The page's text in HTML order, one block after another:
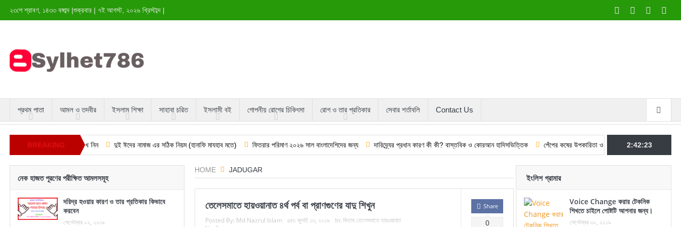
২৩শে শ্রাবণ, ১৪৩৩ বঙ্গাব্দ |শুক্রবার | ৭ই আগস্ট, ২০২৬ খ্রিস্টাব্দ |
প্রথম পাতা আমল ও তদবীর ইসলাম শিক্ষা সাহাবা চরিত ইসলামী বই গোপনীয় রোগের চিকিৎসা রোগ ও তার প্রতিকার সেবার শর্তাবলি Contact Us
BREAKING
NEWS
পরীক্ষিত আমল শেখে নিন দুই ঈদের নামাজ এর সঠিক নিয়ম (হানাফি মাযহাব মতে) ফিতরার পরিমাণ ২০২৬ সাল বাংলাদেশিদের জন্য দারিদ্র্যের প্রধান কারণ কী কী? বাস্তবিক ও কোরআন হাদিসভিত্তিক পেঁপের কষের উপকারিতা ও ব্যবহার করার কৌশল শবে বরাতের
2:42:24
HOME JADUGAR
তেলেসমাতে হায়ওয়ানাত ৪র্থ পর্ব বা প্রাণগুণের যাদু শিখুন
Posted By: Md Nazrul Islam on: জুলাই ১৩, ২০১৯ In: কিতাব তেলেসমাতে হায়ওয়ানাত
Share
0
নেক হাজত পূরণের পরীক্ষিত আমলসমূহ
দরিদ্র হওয়ার কারণ ও তার প্রতিকার কিভাবে
করবেন
সেপ্টেম্বর ০২, ২০১৯
ইংলিশ গ্রামার
Voice Change করার টেকনিক
শিখতে চাইলে পোষ্টটি আপনার জন্য।
সেপ্টেম্বর ৩০, ২০১৯